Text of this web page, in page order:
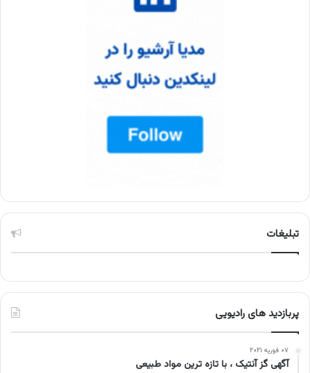
تبلیغات
پربازدید های رادیویی
۰۷ فوریه ۲۰۲۱
آگهی گز آنتیک ، با تازه ترین مواد طبیعی